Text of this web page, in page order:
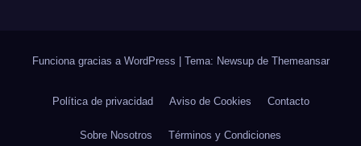
Funciona gracias a WordPress Tema: Newsup de Themeansar
Política de privacidad Aviso de Cookies Contacto
Sobre Nosotros Términos y Condiciones